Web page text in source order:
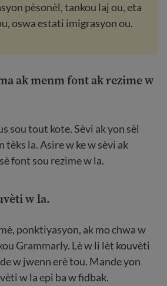
pèsonèl, tankou laj ou, eta
oswa estati imigrasyon ou.
ak menm font ak rezime w
sou tout kote. Sèvi ak yon sèl
tèks la. Asire w ke w sèvi ak
font sou rezime w la.
w la.
ponktiyasyon, ak mo chwa w
Grammarly. Lè w li lèt kouvèti
w jwenn erè tou. Mande yon
w la epi ba w fidbak.